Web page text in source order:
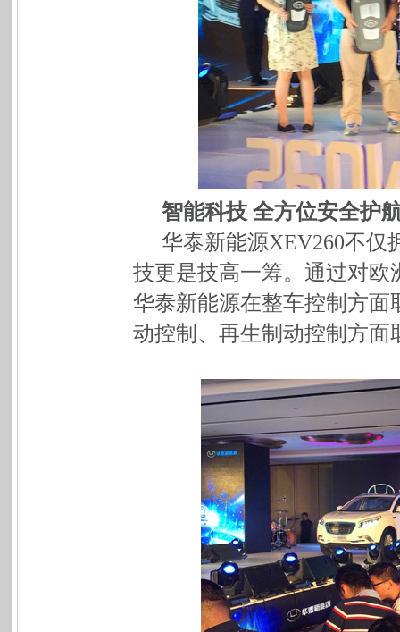
智能科技 全方位安全护
华泰新能源XEV260不仅
技更是技高一筹。通过对
华泰新能源在整车控制方
动控制、再生制动控制方